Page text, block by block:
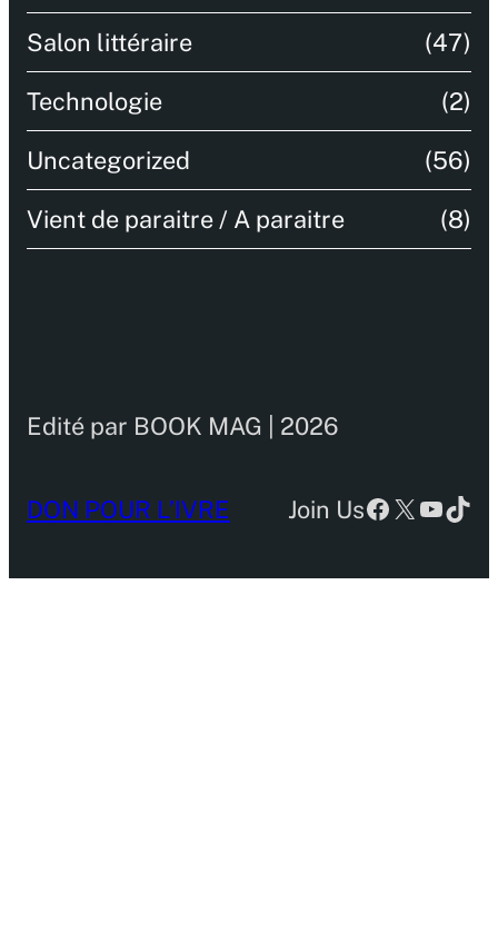
Salon littéraire (47)
Technologie (2)
Uncategorized (56)
Vient de paraitre / A paraitre (8)
Edité par BOOK MAG | 2026
DON POUR L’IVRE Join UsFacebook
X